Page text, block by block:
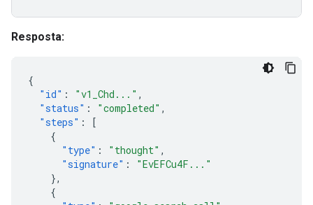
Resposta:
{
"id" : "v1_Chd..." ,
"status" : "completed" ,
"steps" :
[
{
"type" : "thought" ,
"signature" :
"EvEFCu4F..."
},
{